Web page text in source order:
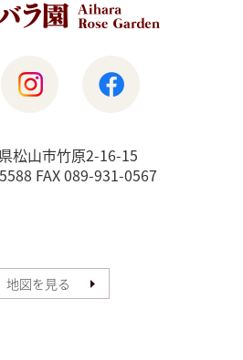
松山市竹原2-16-15
FAX 089-931-0567
地図を見る